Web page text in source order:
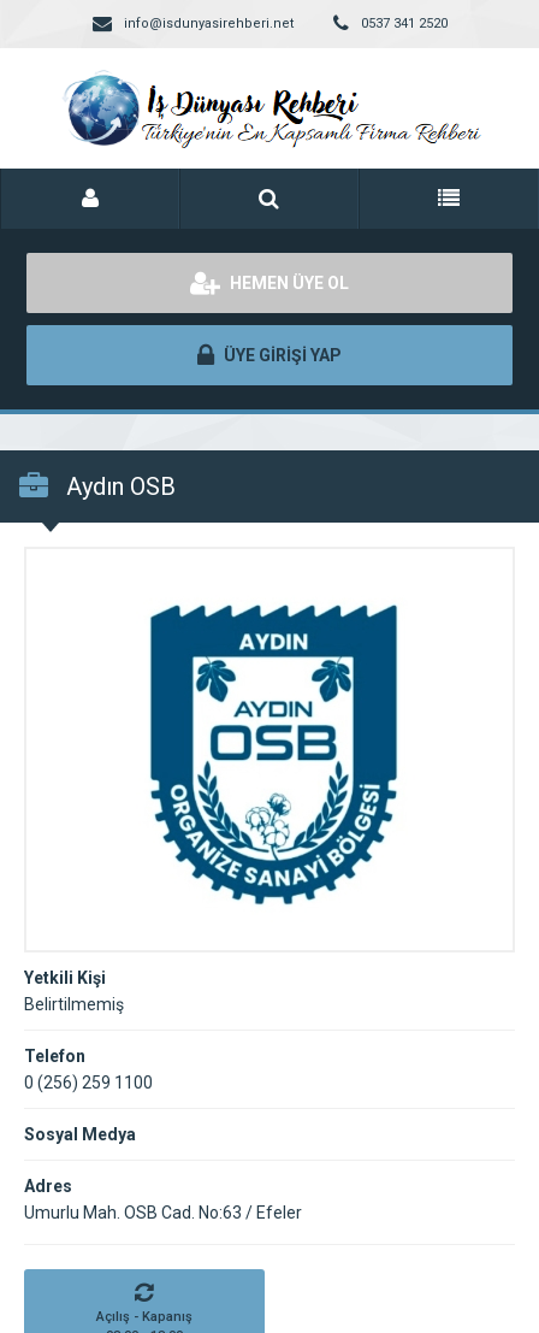
info@isdunyasirehberi.net 0537 341 2520
HEMEN ÜYE OL
ÜYE GİRİŞİ YAP
Aydın OSB
Yetkili Kişi
Belirtilmemiş
Telefon
0 (256) 259 1100
Sosyal Medya
Adres
Umurlu Mah. OSB Cad. No:63 / Efeler
Açılış - Kapanış